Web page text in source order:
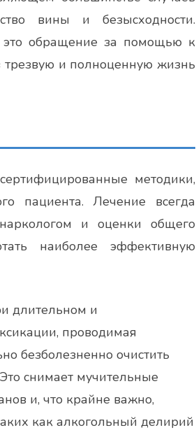
вины и безысходности.
обращение за помощью к
и полноценную жизнь
методики,
пациента. Лечение всегда
и оценки общего
наиболее эффективную
длительном и
проводимая
безболезненно очистить
снимает мучительные
и, что крайне важно,
как алкогольный делирий